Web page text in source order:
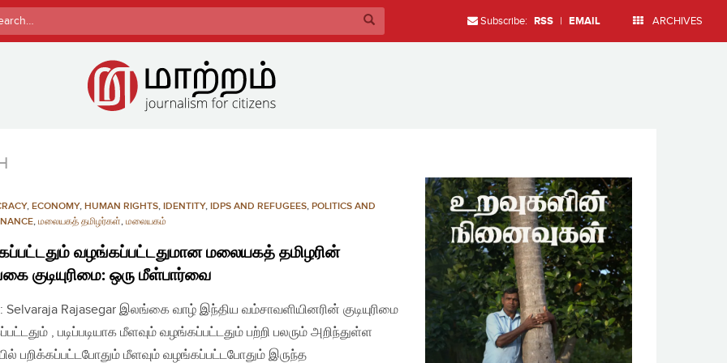
Subscribe: RSS | EMAIL ARCHIVES
, ECONOMY, HUMAN RIGHTS, IDENTITY, IDPS AND REFUGEES, POLITICS AND
, மலையகத் தமிழர்கள், மலையகம்
வழங்கப்பட்டதுமான மலையகத் தமிழரின்
குடியுரிமை: ஒரு மீள்பார்வை
Selvaraja Rajasegar இலங்கை வாழ் இந்திய வம்சாவளியினரின் குடியுரிமை
, படிப்படியாக மீளவும் வழங்கப்பட்டதும் பற்றி பலரும் அறிந்துள்ள
பறிக்கப்பட்டபோதும் மீளவும் வழங்கப்பட்டபோதும் இருந்த